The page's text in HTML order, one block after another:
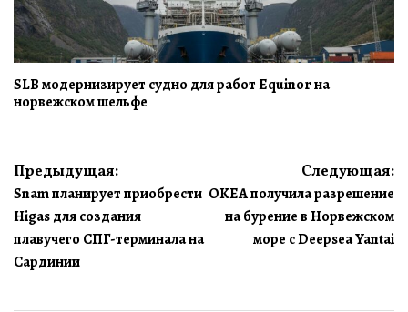
SLB модернизирует судно для работ Equinor на
норвежском шельфе
Навигация
по
записям
Предыдущая:
Snam планирует приобрести
Higas для создания
плавучего СПГ-терминала на
Сардинии
Следующая:
OKEA получила разрешение
на бурение в Норвежском
море с Deepsea Yantai